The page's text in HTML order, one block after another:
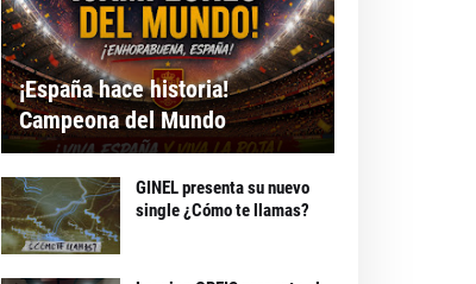
¡España hace historia!
Campeona del Mundo
GINEL presenta su nuevo
single ¿Cómo te llamas?